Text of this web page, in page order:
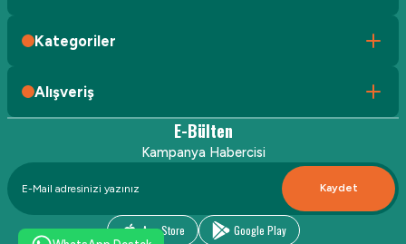
Kategoriler
Alışveriş
E-Bülten
Kampanya Habercisi
Kaydet
App Store Google Play